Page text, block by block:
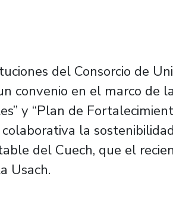
del Consorcio de
convenio en el marco de
y “Plan de
la
del Cuech, que el
Usach.